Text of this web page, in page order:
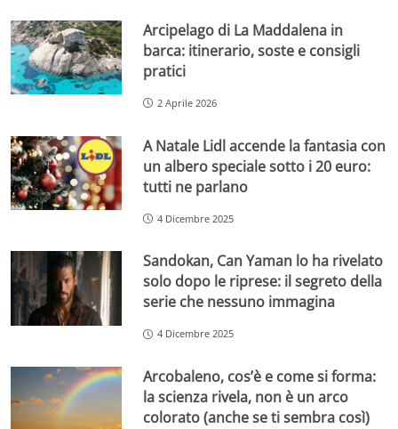
Arcipelago di La Maddalena in
barca: itinerario, soste e consigli
pratici
2 Aprile 2026
A Natale Lidl accende la fantasia con
un albero speciale sotto i 20 euro:
tutti ne parlano
4 Dicembre 2025
Sandokan, Can Yaman lo ha rivelato
solo dopo le riprese: il segreto della
serie che nessuno immagina
4 Dicembre 2025
Arcobaleno, cos’è e come si forma:
la scienza rivela, non è un arco
colorato (anche se ti sembra così)